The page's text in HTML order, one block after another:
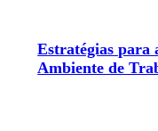
Estratégias para
Ambiente de